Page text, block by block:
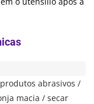
abrasivos /
macia / secar